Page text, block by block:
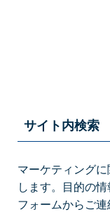
サイト内検索
マーケティング
します。目的の
フォームからご連